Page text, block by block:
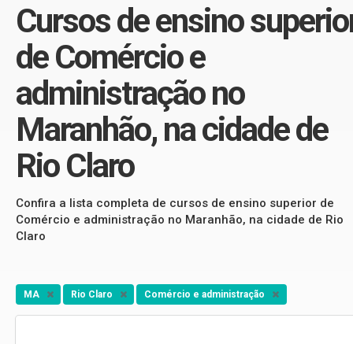
Cursos de ensino
de Comércio e
administração no
Maranhão, na cidade de
Rio Claro
Confira a lista completa de cursos de ensino superior de
Comércio e administração no Maranhão, na cidade de Rio
Claro
MA Rio Claro Comércio e administração